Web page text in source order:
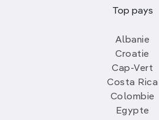
Top pays
Albanie
Croatie
Cap-Vert
Costa Rica
Colombie
Egypte